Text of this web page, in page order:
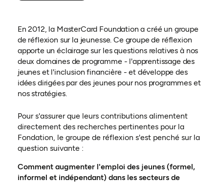
En 2012, la MasterCard Foundation a créé un groupe
de réflexion sur la jeunesse. Ce groupe de réflexion
apporte un éclairage sur les questions relatives à nos
deux domaines de programme - l'apprentissage des
jeunes et l'inclusion financière - et développe des
idées dirigées par des jeunes pour nos programmes et
nos stratégies.
Pour s'assurer que leurs contributions alimentent
directement des recherches pertinentes pour la
Fondation, le groupe de réflexion s'est penché sur la
question suivante :
Comment augmenter l'emploi des jeunes (formel,
informel et indépendant) dans les secteurs de